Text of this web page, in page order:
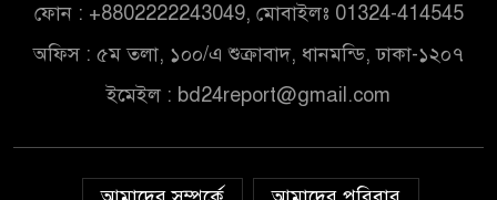
ফোন : +8802222243049, মোবাইলঃ 01324-414545
অফিস : ৫ম তলা, ১০০/এ শুক্রাবাদ, ধানমন্ডি, ঢাকা-১২০৭
ইমেইল : bd24report@gmail.com